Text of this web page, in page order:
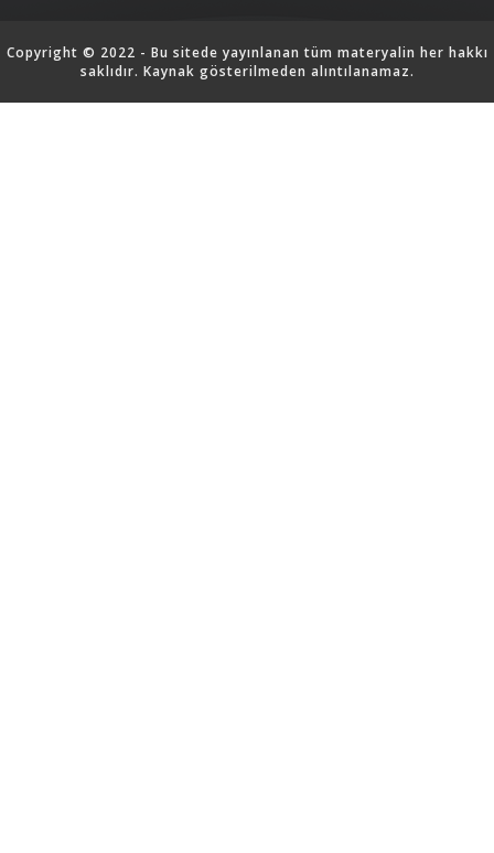
Copyright © 2022 - Bu sitede yayınlanan tüm materyalin her hakkı
saklıdır. Kaynak gösterilmeden alıntılanamaz.